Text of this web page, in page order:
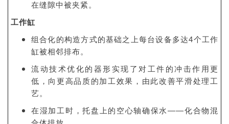
在缝隙中被夹紧。
工作缸
组合化的构造方式的基础之上每台设备多达4个工作
缸被相邻排布。
流动技术优化的器形实现了对工件的冲击作用更
低，向更高品质的加工效果，由此改善平滑处理工
艺。
在湿加工时，托盘上的空心轴确保水——化合物混